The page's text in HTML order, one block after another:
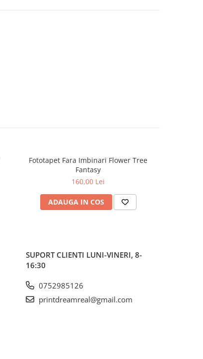
Fototapet Fara Imbinari Flower Tree
Fantasy
160,00 Lei
ADAUGA IN COS
SUPORT CLIENTI LUNI-VINERI, 8-
16:30
0752985126
printdreamreal@gmail.com